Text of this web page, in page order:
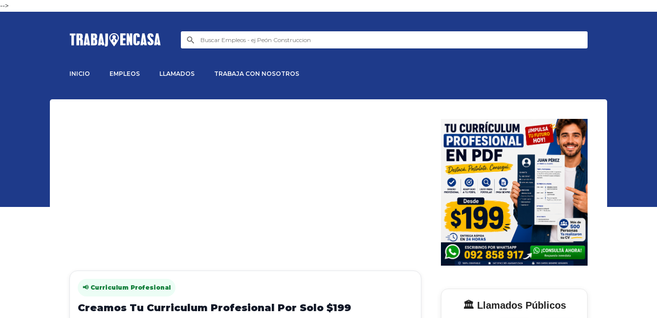
-->
INICIO EMPLEOS LLAMADOS TRABAJA CON NOSOTROS
📢 Curriculum Profesional
Creamos Tu Curriculum Profesional Por Solo $199 🏛️ Llamados Públicos